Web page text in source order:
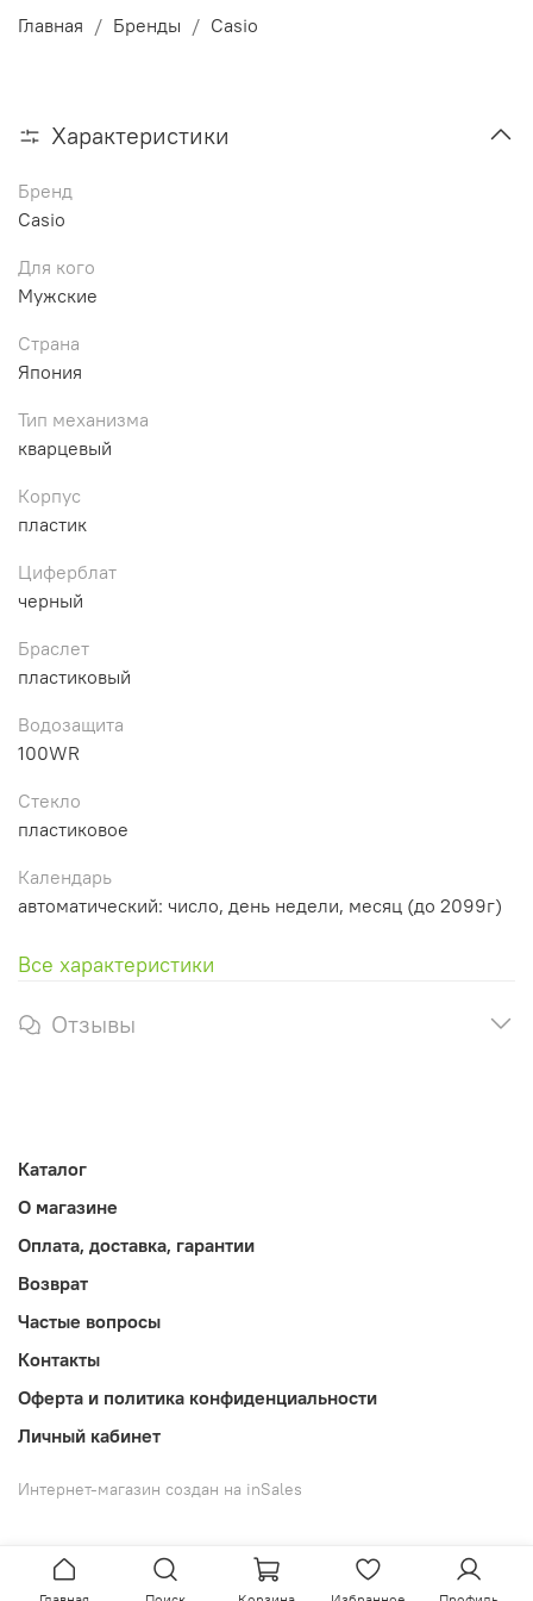
Главная Бренды Casio
Характеристики
Бренд
Casio
Для кого
Мужские
Страна
Япония
Тип механизма
кварцевый
Корпус
пластик
Циферблат
черный
Браслет
пластиковый
Водозащита
100WR
Стекло
пластиковое
Календарь
автоматический: число, день недели, месяц (до 2099г)
Все характеристики
Отзывы
Каталог
О магазине
Оплата, доставка, гарантии
Возврат
Частые вопросы
Контакты
Оферта и политика конфиденциальности
Личный кабинет
Интернет-магазин создан на inSales